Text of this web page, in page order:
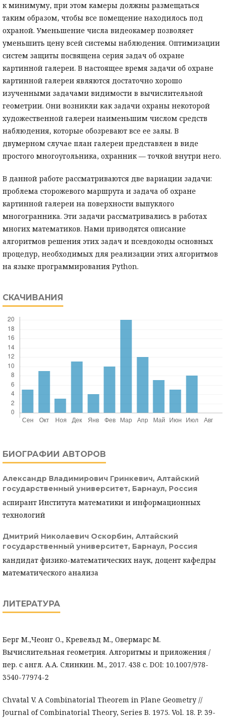
к минимуму, при этом камеры должны размещаться
таким образом, чтобы все помещение находилось под
охраной. Уменьшение числа видеокамер позволяет
уменьшить цену всей системы наблюдения. Оптимизации
систем защиты посвящена серия задач об охране
картинной галереи. В настоящее время задачи об охране
картинной галереи являются достаточно хорошо
изученными задачами видимости в вычислительной
геометрии. Они возникли как задачи охраны некоторой
художественной галереи наименьшим числом средств
наблюдения, которые обозревают все ее залы. В
двумерном случае план галереи представлен в виде
простого многоугольника, охранник — точкой внутри него.
В данной работе рассматриваются две вариации задачи:
проблема сторожевого маршрута и задача об охране
картинной галереи на поверхности выпуклого
многогранника. Эти задачи рассматривались в работах
многих математиков. Нами приводятся описание
алгоритмов решения этих задач и псевдокоды основных
процедур, необходимых для реализации этих алгоритмов
на языке программирования Python.
СКАЧИВАНИЯ
БИОГРАФИИ АВТОРОВ
Александр Владимирович Гринкевич, Алтайский
государственный университет, Барнаул, Россия
аспирант Института математики и информационных
технологий
Дмитрий Николаевич Оскорбин, Алтайский
государственный университет, Барнаул, Россия
кандидат физико-математических наук, доцент кафедры
математического анализа
ЛИТЕРАТУРА
Берг М.,Чеонг О., Кревельд М., Овермарс М.
Вычислительная геометрия. Алгоритмы и приложения /
пер. с англ. А.А. Слинкин. М., 2017. 438 с. DOI: 10.1007/978-
3540-77974-2
Chvatal V. A Combinatorial Theorem in Plane Geometry //
Journal of Combinatorial Theory, Series B. 1975. Vol. 18. P. 39-